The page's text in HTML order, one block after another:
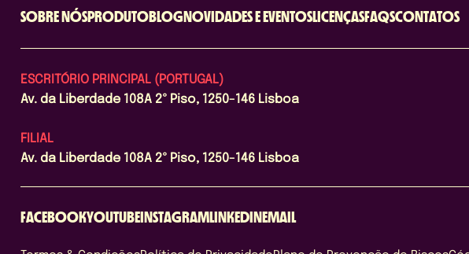
SOBRE NÓSPRODUTO BLOG NOVIDADES E EVENTOSLICENÇASFAQSCONTATOS
ESCRITÓRIO PRINCIPAL (PORTUGAL)
Av. da Liberdade 108A 2º Piso, 1250-146 Lisboa
FILIAL
Av. da Liberdade 108A 2º Piso, 1250-146 Lisboa
FACEBOOKYOUTUBE INSTAGRAM LINKEDIN EMAIL